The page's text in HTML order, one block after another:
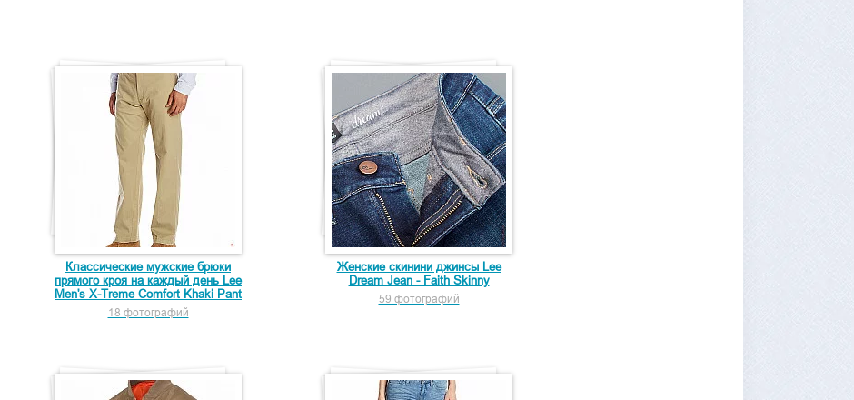
Классические мужские брюки
прямого кроя на каждый день Lee
Men's X-Treme Comfort Khaki Pant
18 фотографий
Женские скинини джинсы Lee
Dream Jean - Faith Skinny
59 фотографий